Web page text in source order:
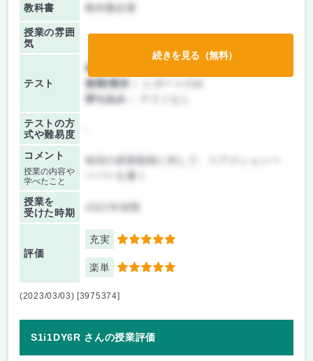
教科書 教科書必要
授業の雰囲
気
テスト
前期/中間：
後期/期末：
持ち込み：
テストの方
式や難易度
コメント
授業の内容や
学べたこと
毎回の授業動画に対して、リアクションペ
ーパーを書く
授業を
受けた時期
評価
充実 5
楽単 5
続きを見る（無料）
(2023/03/03) [3975374]
S1i1DY6R さんの授業評価